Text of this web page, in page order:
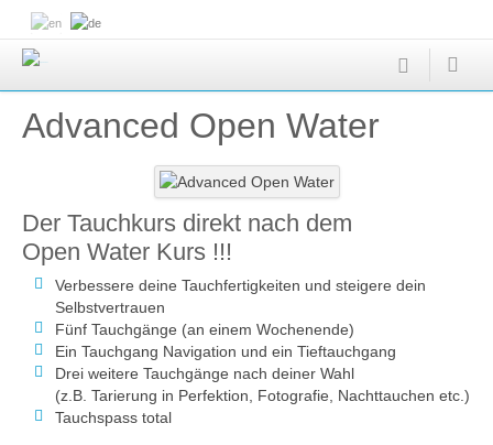
Advanced Open Water
Der Tauchkurs direkt nach dem
Open Water Kurs !!!
Verbessere deine Tauchfertigkeiten und steigere dein
Selbstvertrauen
Fünf Tauchgänge (an einem Wochenende)
Ein Tauchgang Navigation und ein Tieftauchgang
Drei weitere Tauchgänge nach deiner Wahl
(z.B. Tarierung in Perfektion, Fotografie, Nachttauchen etc.)
Tauchspass total